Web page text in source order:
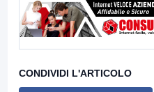
CONDIVIDI L'ARTICOLO